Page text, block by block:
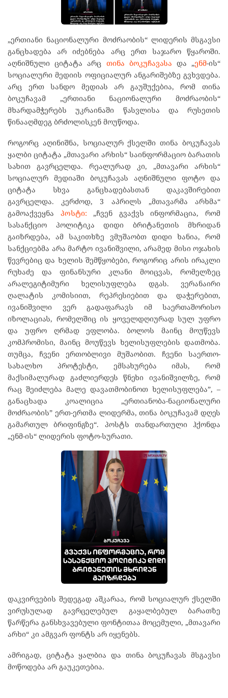
„ერთიანი ნაციონალური მოძრაობის“ ლიდერის მსგავსი
განცხადება არ იძებნება არც ერთ საჯარო წყაროში.
აღნიშნული ციტატა არც თინა ბოკუჩავასა და „ენმ-ის“
სოციალური მედიის ოფიციალურ ანგარიშებზე გვხვდება.
არც ერთ სანდო მედიას არ გაუშუქებია, რომ თინა
ბოკუჩავამ „ერთიანი ნაციონალური მოძრაობის“
მხარდამჭერებს უკრაინაში წასვლისა და რუსეთის
წინააღმდეგ ბრძოლისკენ მოუწოდა.
როგორც აღინიშნა, სოციალურ ქსელში თინა ბოკუჩავას
ყალბი ციტატა „მთავარი არხის“ საინფორმაციო ბარათის
სახით გავრცელდა. რეალურად კი, „მთავარი არხის“
სოციალურ მედიაში ბოკუჩავას აღნიშნული ფოტო და
ციტატა სხვა განცხადებასთან დაკავშირებით
გავრცელდა. კერძოდ, 3 აპრილს „მთავარმა არხმა“
გამოაქვეყნა პოსტი: „ჩვენ გვაქვს ინფორმაცია, რომ
სასანქციო პოლიტიკა დიდი ბრიტანეთის მხრიდან
გაიზრდება, ამ საკითხზე ვმუშაობთ დიდი ხანია, რომ
სანქციებმა არა მარტო ივანიშვილი, არამედ მისი ოჯახის
წევრებიც და ხელის შემწყობები, როგორიც არის ირაკლი
რუხაძე და ფინანსური კლანი მოიცვას, რომელზეც
არალეგიტიმური ხელისუფლება დგას. ვერანაირი
ღალატის კომისიით, რეპრესიებით და დაჭერებით,
ივანიშვილი ვერ გადაფარავს იმ საერთაშორისო
იზოლაციას, რომელშიც ის ყოველდღიურად სულ უფრო
და უფრო ღრმად ეფლობა. ბოლოს მაინც მოუწევს
კომპრომისი, მაინც მოუწევს ხელისუფლების დათმობა.
თუმცა, ჩვენი ერთობლივი მუშაობით. ჩვენი საერთო-
სახალხო პროტესტი, ემსახურება იმას, რომ
მაქსიმალურად გაძლიერდეს წნეხი ივანიშვილზე, რომ
რაც შეიძლება მალე დავათმობინოთ ხელისუფლება”, –
განაცხადა კოალიცია „ერთიანობა-ნაციონალური
მოძრაობის” ერთ-ერთმა ლიდერმა, თინა ბოკუჩავამ დღეს
გამართულ ბრიფინგზე“. პოსტს თანდართული ჰქონდა
„ენმ-ის“ ლიდერის ფოტო-სურათი.
დაკვირვების შედეგად აშკარაა, რომ სოციალურ ქსელში
ვირუსულად გავრცელებულ გაყალბებულ ბარათზე
წარწერა განსხვავებული ფონტითაა მოცემული, „მთავარი
არხი“ კი ამგვარ ფონტს არ იყენებს.
ამრიგად, ციტატა ყალბია და თინა ბოკუჩავას მსგავსი
მოწოდება არ გაუკეთებია.